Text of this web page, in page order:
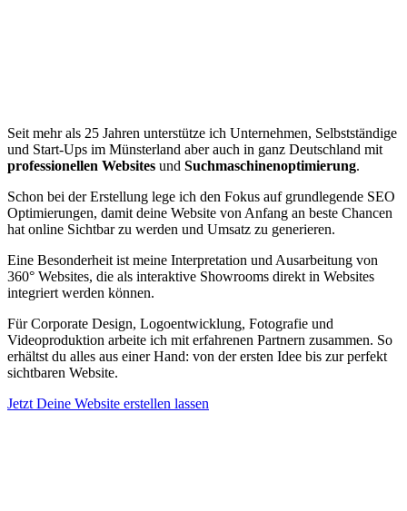
Seit mehr als 25 Jahren unterstütze ich Unternehmen, Selbstständige
und Start-Ups im Münsterland aber auch in ganz Deutschland mit
professionellen Websites und Suchmaschinenoptimierung.
Schon bei der Erstellung lege ich den Fokus auf grundlegende SEO
Optimierungen, damit deine Website von Anfang an beste Chancen
hat online Sichtbar zu werden und Umsatz zu generieren.
Eine Besonderheit ist meine Interpretation und Ausarbeitung von
360° Websites, die als interaktive Showrooms direkt in Websites
integriert werden können.
Für Corporate Design, Logoentwicklung, Fotografie und
Videoproduktion arbeite ich mit erfahrenen Partnern zusammen. So
erhältst du alles aus einer Hand: von der ersten Idee bis zur perfekt
sichtbaren Website.
Jetzt Deine Website erstellen lassen